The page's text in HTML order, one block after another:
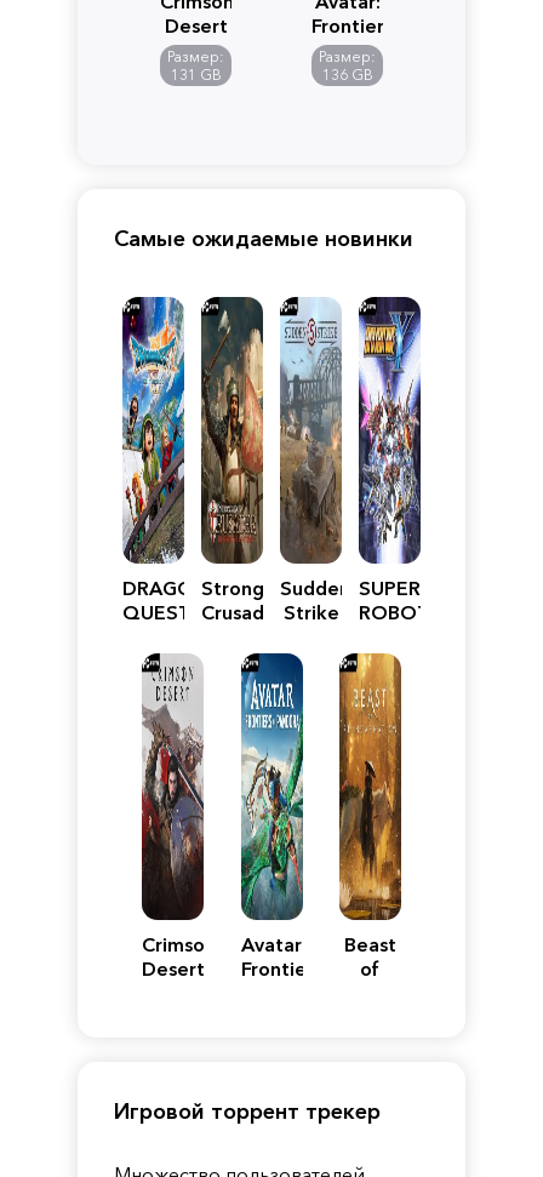
Desert
Размер:
131 GB
Frontiers
of
Pandora
Размер:
136 GB
Самые ожидаемые новинки
DRAGON
QUEST
Reimagined
Stronghold
Crusader:
Edition
Sudden
Strike
SUPER
ROBOT
Y
Crimson
Desert
Avatar:
Frontiers
Beast
of
Игровой торрент трекер